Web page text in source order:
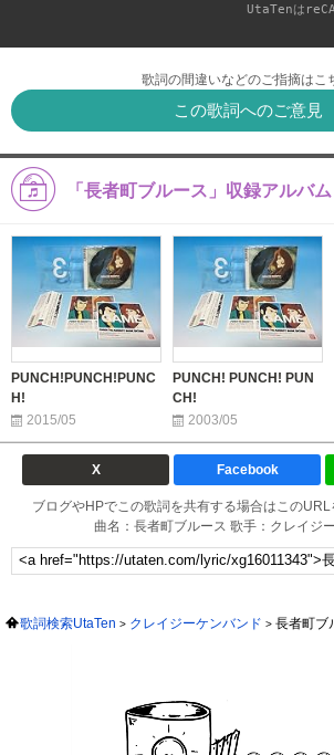
UtaTenは
歌詞の間違いなどのご指摘はこ
この歌詞へのご意見
「長者町ブルース」収録アルバム
PUNCH!PUNCH!PUNC
H!
2015/05
PUNCH! PUNCH! PUN
CH!
2003/05
X Facebook
ブログやHPでこの歌詞を共有する場合はこの
曲名：長者町ブルース 歌手：クレイジ
歌詞検索UtaTen クレイジーケンバンド 長者町ブ